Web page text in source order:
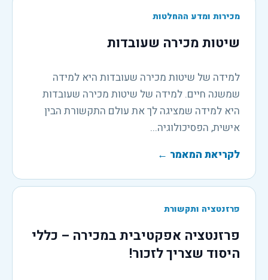
מכירות ומדע ההחלטות
שיטות מכירה שעובדות
למידה של שיטות מכירה שעובדות היא למידה
שמשנה חיים. למידה של שיטות מכירה שעובדות
היא למידה שמציגה לך את עולם התקשורת הבין
אישית, הפסיכולוגיה...
לקריאת המאמר ←
פרזנטציה ותקשורת
פרזנטציה אפקטיבית במכירה – כללי
היסוד שצריך לזכור!